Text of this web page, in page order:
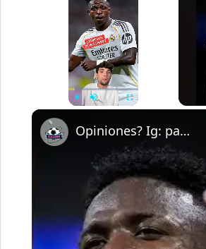
Opiniones? Ig: pausegarrra #futbol #cullera #vinicius #realmadrid